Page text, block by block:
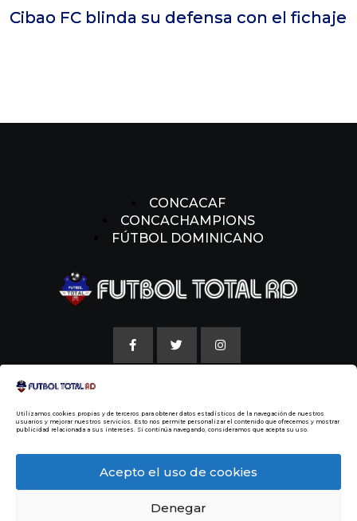
Utilizamos cookies propias y de terceros para obtener datos estadísticos de la navegación de nuestros
usuarios y mejorar nuestros servicios. Esto nos permite personalizar el contenido que ofrecemos y mostrar
publicidad relacionada a sus intereses. Si continúa navegando, consideramos que acepta su uso.
Acepto el uso de cookies
Denegar
FC blinda su defensa con el fichaje
CONCACAF
CONCACHAMPIONS
FÚTBOL DOMINICANO
POLITICAS DE COOKIE
© 2014 Todos los Derechos Reservados